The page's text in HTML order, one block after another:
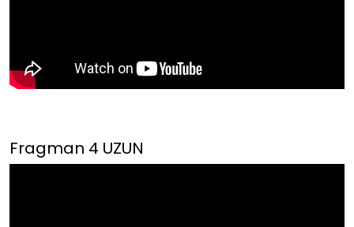
Fragman 4 UZUN